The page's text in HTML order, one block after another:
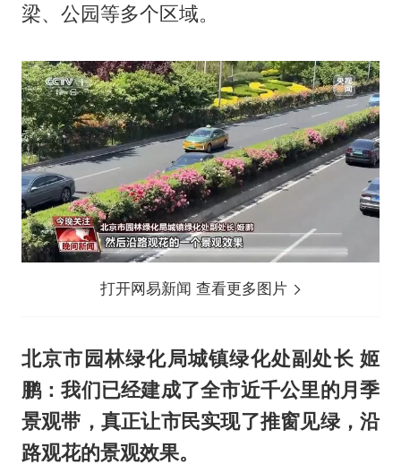
梁、公园等多个区域。
打开网易新闻 查看更多图片
北京市园林绿化局城镇绿化处副处长 姬
鹏：我们已经建成了全市近千公里的月季
景观带，真正让市民实现了推窗见绿，沿
路观花的景观效果。